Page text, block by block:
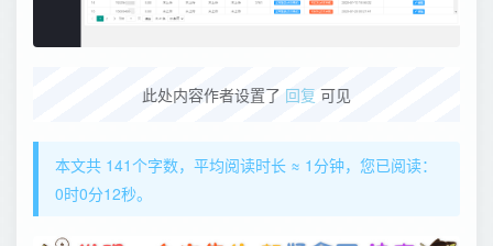
此处内容作者设置了 回复 可见
本文共 141个字数，平均阅读时长 ≈ 1分钟，您已阅读：
0时0分13秒。